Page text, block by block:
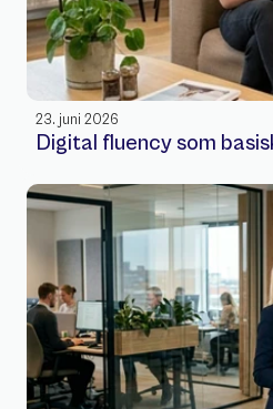
23. juni 2026
Digital fluency som